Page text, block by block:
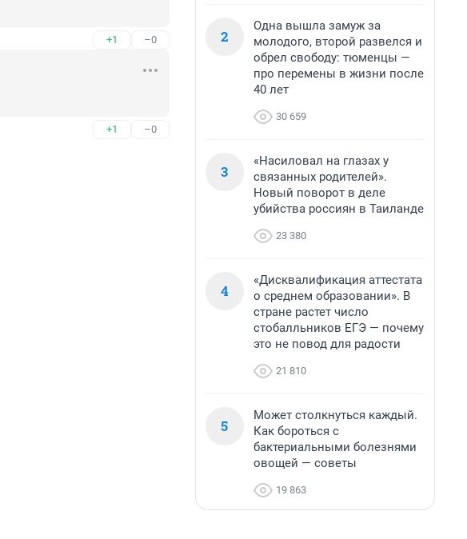
+1 –0
+1 –0
2
Одна вышла замуж за
молодого, второй развелся и
обрел свободу: тюменцы —
про перемены в жизни после
40 лет
30 659
3
«Насиловал на глазах у
связанных родителей».
Новый поворот в деле
убийства россиян в Таиланде
23 380
4
«Дисквалификация аттестата
о среднем образовании». В
стране растет число
стобалльников ЕГЭ — почему
это не повод для радости
21 810
5
Может столкнуться каждый.
Как бороться с
бактериальными болезнями
овощей — советы
19 863